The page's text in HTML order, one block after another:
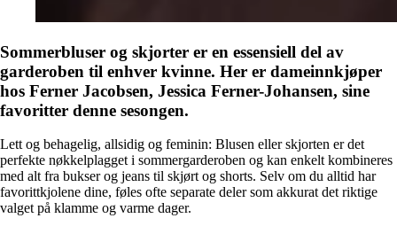
Sommerbluser og skjorter er en essensiell del av
garderoben til enhver kvinne. Her er dameinnkjøper
hos Ferner Jacobsen, Jessica Ferner-Johansen, sine
favoritter denne sesongen.
Lett og behagelig, allsidig og feminin: Blusen eller skjorten er det
perfekte nøkkelplagget i sommergarderoben og kan enkelt kombineres
med alt fra bukser og jeans til skjørt og shorts. Selv om du alltid har
favorittkjolene dine, føles ofte separate deler som akkurat det riktige
valget på klamme og varme dager.